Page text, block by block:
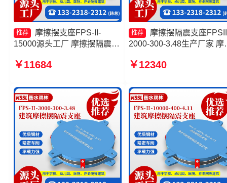
推荐
摩擦摆支座FPS-II-
15000源头工厂 摩擦摆隔震支
摆隔震支座FPSII-6000-300-
￥11684
推荐
摩擦摆隔震支座
2000-300-3.48生产厂家 摩
4.11厂家 摩擦摆式减隔震
￥12340